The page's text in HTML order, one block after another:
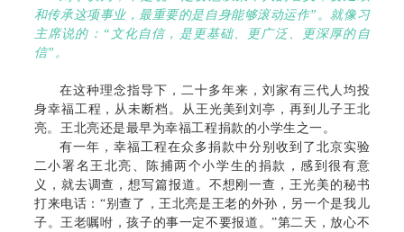
和传承这项事业，最重要的是自身能够滚动运作”。就像习
主席说的：“文化自信，是更基础、更广泛、更深厚的自
信”。
在这种理念指导下，二十多年来，刘家有三代人均投
身幸福工程，从未断档。从王光美到刘亭，再到儿子王北
亮。王北亮还是最早为幸福工程捐款的小学生之一。
有一年，幸福工程在众多捐款中分别收到了北京实验
二小署名王北亮、陈捕两个小学生的捐款，感到很有意
义，就去调查，想写篇报道。不想刚一查，王光美的秘书
打来电话：“别查了，王北亮是王老的外孙，另一个是我儿
子。王老嘱咐，孩子的事一定不要报道。”第二天，放心不